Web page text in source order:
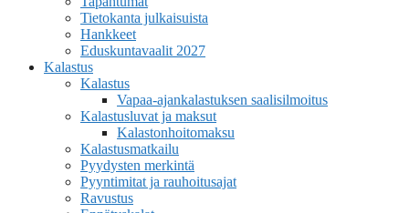
Tietokanta julkaisuista
Hankkeet
Eduskuntavaalit 2027
Kalastus
Kalastus
Vapaa-ajankalastuksen saalisilmoitus
Kalastusluvat ja maksut
Kalastonhoitomaksu
Kalastusmatkailu
Pyydysten merkintä
Pyyntimitat ja rauhoitusajat
Ravustus